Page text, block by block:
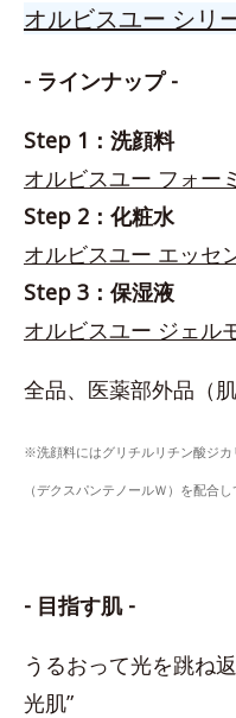
オルビスユー シリ
- ラインナップ -
Step 1：洗顔料
オルビスユー フォー
Step 2：化粧水
オルビスユー エッセ
Step 3：保湿液
オルビスユー ジェル
全品、医薬部外品（
※洗顔料にはグリチルリチン酸ジ
（デクスパンテノールＷ）を配合し
- 目指す肌 -
うるおって光を跳ね
光肌”